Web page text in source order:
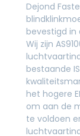
Dejond
bevestigd
Wij zijn
bestaande
het hogere
om aan de
te voldoen